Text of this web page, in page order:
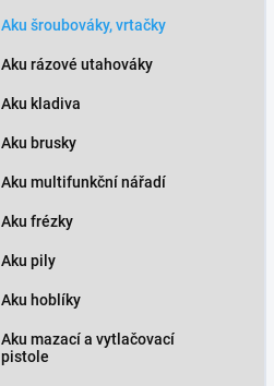
Aku šroubováky, vrtačky
Aku rázové utahováky
Aku kladiva
Aku brusky
Aku multifunkční nářadí
Aku frézky
Aku pily
Aku hoblíky
Aku mazací a vytlačovací
pistole